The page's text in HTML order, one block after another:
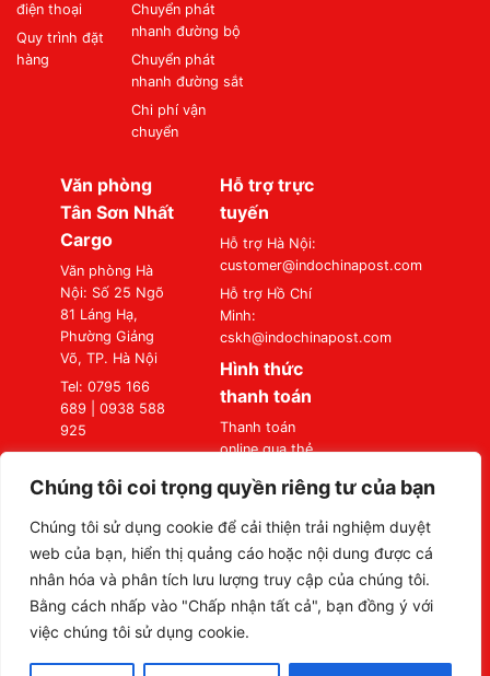
Chúng tôi coi trọng quyền riêng tư của bạn
Chúng tôi sử dụng cookie để cải thiện trải nghiệm duyệt
web của bạn, hiển thị quảng cáo hoặc nội dung được cá
nhân hóa và phân tích lưu lượng truy cập của chúng tôi.
Bằng cách nhấp vào "Chấp nhận tất cả", bạn đồng ý với
việc chúng tôi sử dụng cookie.
điện thoại
Quy trình đặt
hàng
Chuyển phát
nhanh đường bộ
Chuyển phát
nhanh đường sắt
Chi phí vận
chuyển
Văn phòng
Tân Sơn Nhất
Cargo
Văn phòng Hà
Nội: Số 25 Ngõ
81 Láng Hạ,
Phường Giảng
Võ, TP. Hà Nội
Tel: 0795 166
689 | 0938 588
925
Gòn: Số 87
Đường A4
(K300), Phường
Bảy Hiền, TP. Hồ
Tel: 0795 166
689 | 0938 588
925
Hỗ trợ trực
tuyến
Hỗ trợ Hà Nội:
customer@indochinapost.com
Hỗ trợ Hồ Chí
Minh:
cskh@indochinapost.com
Hình thức
thanh toán
Thanh toán
online qua thẻ
Thanh toán tại
Văn Phòng